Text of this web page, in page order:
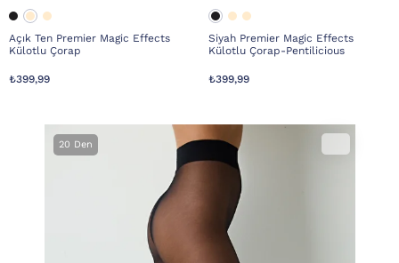
Açık Ten Premier Magic Effects
Külotlu Çorap
₺399,99
Siyah Premier Magic Effects
Külotlu Çorap-Pentilicious
₺399,99
20 Den